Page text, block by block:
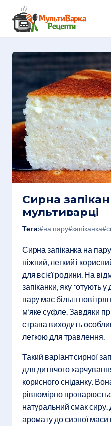
Сирна
мультиварці
Теги:#на пару#запіканка
Сирна запіканка на
ніжний, легкий і
для всієї родини. На
запіканки, яку готують у
пару має більш
м’яке суфле. Завдяки
страва виходить
легкою для травлення.
Такий варіант сирної
для дитячого
корисного сніданку.
рівномірно
натуральний смак
аромату до сирної маси